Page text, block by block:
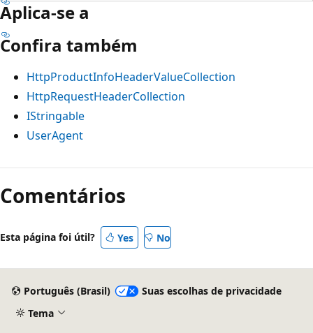
Aplica-se a
Confira também
HttpProductInfoHeaderValueCollection
HttpRequestHeaderCollection
IStringable
UserAgent
Comentários
Esta página foi útil? Yes No
Português (Brasil)
Suas escolhas de privacidade
Tema